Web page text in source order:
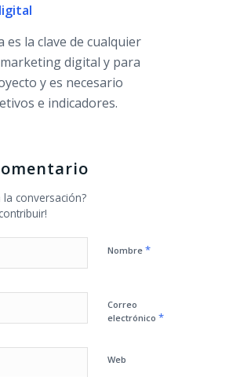
es la clave de cualquier
digital y para
y es necesario
e indicadores.
conversación?
Nombre *
Correo
electrónico *
Web